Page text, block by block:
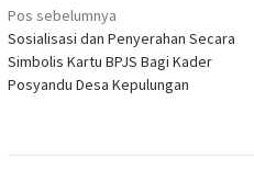
Navigasi
pos
Pos sebelumnya
Sosialisasi dan Penyerahan Secara
Simbolis Kartu BPJS Bagi Kader
Posyandu Desa Kepulungan